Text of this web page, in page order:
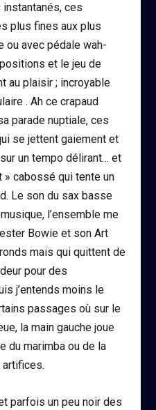
ces
plus fines aux plus
ou avec pédale wah-
et le jeu de
au plaisir ; incroyable
. Ah ce crapaud
parade nuptiale, ces
se jettent gaiement et
un tempo délirant… et
» cabossé qui tente un
Le son du sax basse
l’ensemble me
Bowie et son Art
mais qui quittent de
pour des
j’entends moins le
passages où sur le
la main gauche joue
du marimba ou de la
artifices.
parfois un peu noir des